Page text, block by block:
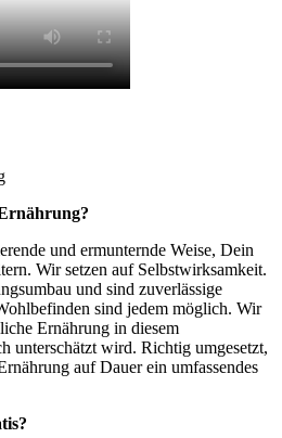
und ermunternde Weise, Dein
Wir setzen auf Selbstwirksamkeit.
und sind zuverlässige
sind jedem möglich. Wir
Ernährung in diesem
unterschätzt wird. Richtig umgesetzt,
auf Dauer ein umfassendes